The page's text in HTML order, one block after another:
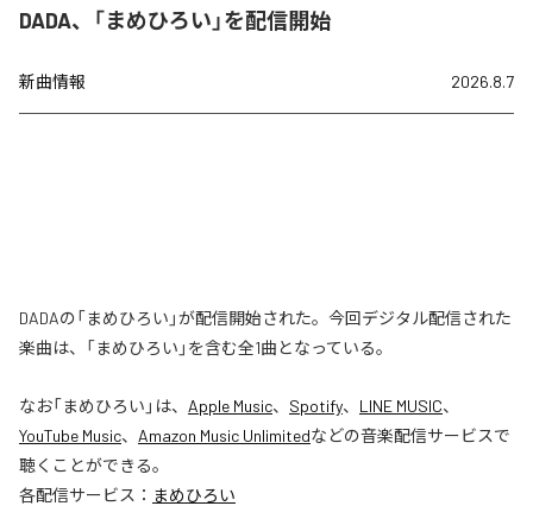
DADA、「まめひろい」を配信開始
新曲情報 2026.8.7
DADAの「まめひろい」が配信開始された。今回デジタル配信された
楽曲は、「まめひろい」を含む全1曲となっている。
なお「まめひろい 」は、 Apple Music、 Spotify、 LINE MUSIC、
YouTube Music、 Amazon Music Unlimitedなどの音楽配信サービスで
聴くことができる。
各配信サービス： まめひろい